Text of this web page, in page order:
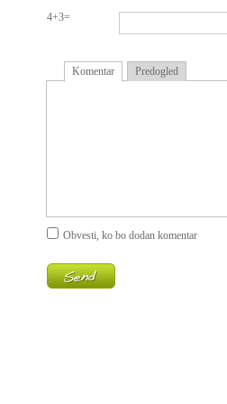
4+3=
Komentar Predogled
Obvesti, ko bo dodan komentar